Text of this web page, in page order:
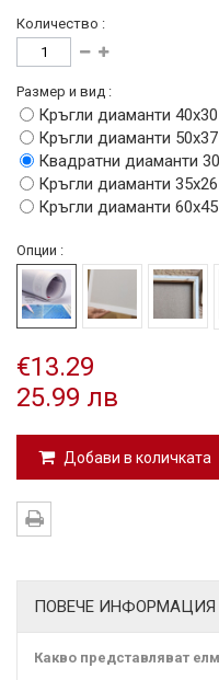
Количество :
Размер и вид :
Кръгли диаманти 40х30
Кръгли диаманти 50х37
Квадратни диаманти
Кръгли диаманти 35х26
Кръгли диаманти 60х45
Опции :
€13.29
25.99 лв
Добави в количката
ПОВЕЧЕ ИНФОРМАЦИЯ
Какво представляват